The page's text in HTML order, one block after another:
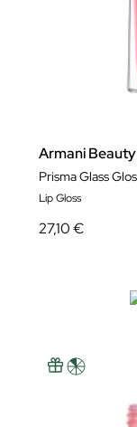
Armani Beauty
Lip Gloss
27,10 €